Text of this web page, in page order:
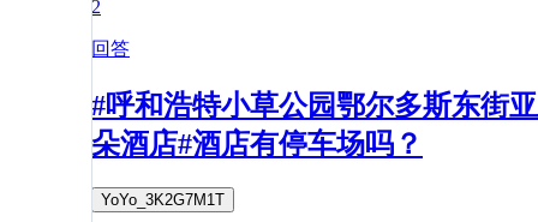
2
回答
#呼和浩特小草公园鄂尔多斯东街亚
朵酒店#酒店有停车场吗？
YoYo_3K2G7M1T